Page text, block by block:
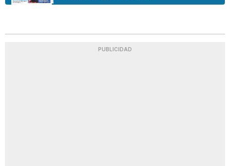
PUBLICIDAD